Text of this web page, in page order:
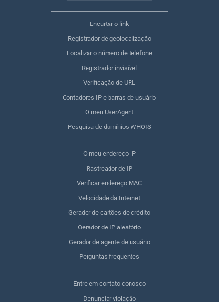
Encurtar o link
Registrador de geolocalização
Localizar o número de telefone
Registrador invisível
Verificação de URL
Contadores IP e barras de usuário
O meu UserAgent
Pesquisa de domínios WHOIS
O meu endereço IP
Rastreador de IP
Verificar endereço MAC
Velocidade da Internet
Gerador de cartões de crédito
Gerador de IP aleatório
Gerador de agente de usuário
Perguntas frequentes
Entre em contato conosco
Denunciar violação